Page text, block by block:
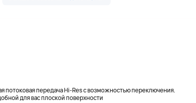
потоковая передача Hi-Res с возможностью переключения.
для вас плоской поверхности